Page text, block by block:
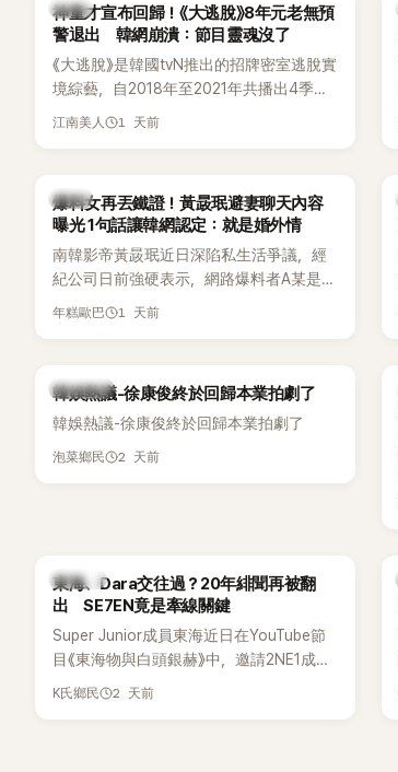
遭部分網友質疑，就連美國當地媒體也毫
不留情給出負評，甚至形容整場演出「就像
一場豪華KTV」。
韓星
神童才宣布回歸！《大逃脫》8年元老無預
警退出 韓網崩潰：節目靈魂沒了
《大逃脫》是韓國tvN推出的招牌密室逃脫實
境綜藝，自2018年至2021年共播出4季，
由鄭鍾淵PD打造完整的「大逃脫宇宙
江南美人 1 天前
韓星
爆料女再丟鐵證！黃晸珉避妻聊天內容
曝光 1句話讓韓網認定：就是婚外情
南韓影帝黃晸珉近日深陷私生活爭議，經
紀公司日前強硬表示，網路爆料者A某是涉
嫌長期跟蹤黃晸珉的嫌疑人，已採取法律
「雙向互動」，並非外界所稱的單方面騷擾。
年糕歐巴 1 天前
熱議討論
韓娛熱議-徐康俊終於回歸本業拍劇了
韓娛熱議-徐康俊終於回歸本業拍劇了
泡菜鄉民 2 天前
K-POP
東海、Dara交往過？20年緋聞再被翻
出 SE7EN竟是牽線關鍵
Super Junior成員東海近日在YouTube節
目《東海物與白頭銀赫》中，邀請2NE1成員
Dara擔任嘉賓。兩人不僅回憶出道前的青
K氏鄉民 2 天前